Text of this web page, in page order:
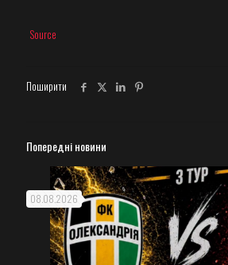
Source
Поширити
Попередні новини
08.08.2026